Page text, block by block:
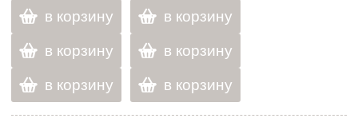
в корзину
в корзину
в корзину
в корзину
в корзину
в корзину